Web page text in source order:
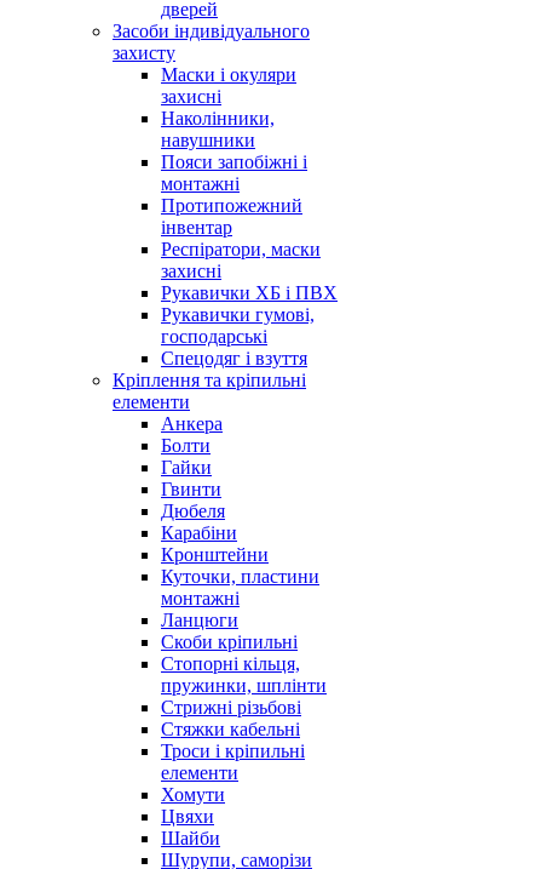
дверей
Засоби індивідуального
захисту
Маски і окуляри
захисні
Наколінники,
навушники
Пояси запобіжні і
монтажні
Протипожежний
інвентар
Респіратори, маски
захисні
Рукавички ХБ і ПВХ
Рукавички гумові,
господарські
Спецодяг і взуття
Кріплення та кріпильні
елементи
Анкера
Болти
Гайки
Гвинти
Дюбеля
Карабіни
Кронштейни
Куточки, пластини
монтажні
Ланцюги
Скоби кріпильні
Стопорні кільця,
пружинки, шплінти
Стрижні різьбові
Стяжки кабельні
Троси і кріпильні
елементи
Хомути
Цвяхи
Шайби
Шурупи, саморізи